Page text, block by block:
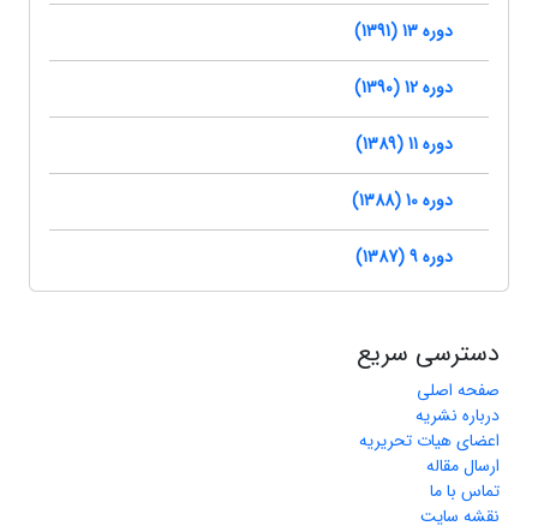
دوره 13 (1391)
دوره 12 (1390)
دوره 11 (1389)
دوره 10 (1388)
دوره 9 (1387)
دسترسی سریع
صفحه اصلی
درباره نشریه
اعضای هیات تحریریه
ارسال مقاله
تماس با ما
نقشه سایت